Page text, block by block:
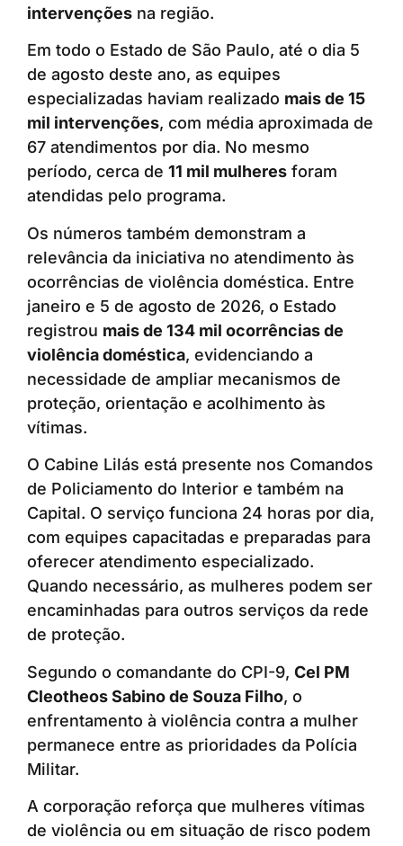
intervenções na região.
Em todo o Estado de São Paulo, até o dia 5
de agosto deste ano, as equipes
especializadas haviam realizado mais de 15
mil intervenções, com média aproximada de
67 atendimentos por dia. No mesmo
período, cerca de 11 mil mulheres foram
atendidas pelo programa.
Os números também demonstram a
relevância da iniciativa no atendimento às
ocorrências de violência doméstica. Entre
janeiro e 5 de agosto de 2026, o Estado
registrou mais de 134 mil ocorrências de
violência doméstica, evidenciando a
necessidade de ampliar mecanismos de
proteção, orientação e acolhimento às
vítimas.
O Cabine Lilás está presente nos Comandos
de Policiamento do Interior e também na
Capital. O serviço funciona 24 horas por dia,
com equipes capacitadas e preparadas para
oferecer atendimento especializado.
Quando necessário, as mulheres podem ser
encaminhadas para outros serviços da rede
de proteção.
Segundo o comandante do CPI-9, Cel PM
Cleotheos Sabino de Souza Filho, o
enfrentamento à violência contra a mulher
permanece entre as prioridades da Polícia
Militar.
A corporação reforça que mulheres vítimas
de violência ou em situação de risco podem